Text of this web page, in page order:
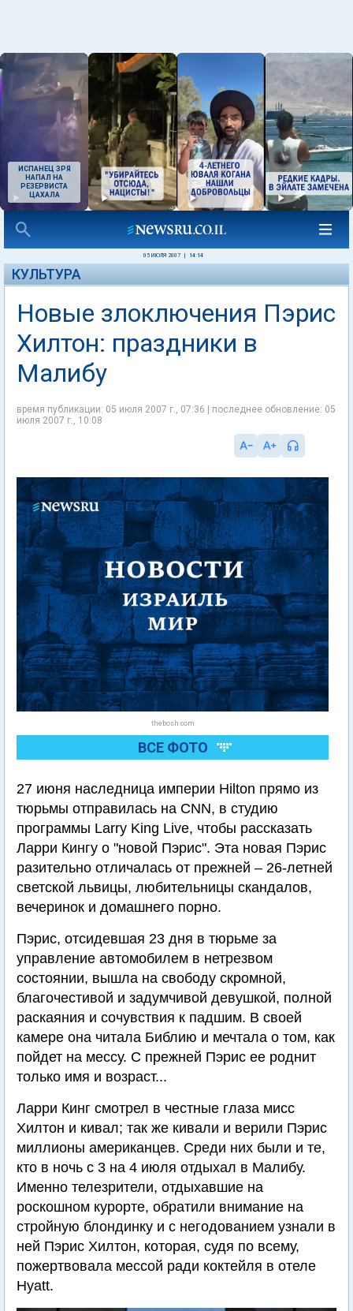
ИСПАНЕЦ ЗРЯ
НАПАЛ НА
РЕЗЕРВИСТА
ЦАХАЛА
05 ИЮЛЯ 2007 14:14
КУЛЬТУРА
Новые злоключения Пэрис
Хилтон: праздники в
Малибу
время публикации: 05 июля 2007 г., 07:36 | последнее обновление: 05
июля 2007 г., 10:08
thebosh.com
ВСЕ ФОТО
27 июня наследница империи Hilton прямо из
тюрьмы отправилась на CNN, в студию
программы Larry King Live, чтобы рассказать
Ларри Кингу о "новой Пэрис". Эта новая Пэрис
разительно отличалась от прежней – 26-летней
светской львицы, любительницы скандалов,
вечеринок и домашнего порно.
Пэрис, отсидевшая 23 дня в тюрьме за
управление автомобилем в нетрезвом
состоянии, вышла на свободу скромной,
благочестивой и задумчивой девушкой, полной
раскаяния и сочувствия к падшим. В своей
камере она читала Библию и мечтала о том, как
пойдет на мессу. С прежней Пэрис ее роднит
только имя и возраст...
Ларри Кинг смотрел в честные глаза мисс
Хилтон и кивал; так же кивали и верили Пэрис
миллионы американцев. Среди них были и те,
кто в ночь с 3 на 4 июля отдыхал в Малибу.
Именно телезрители, отдыхавшие на
роскошном курорте, обратили внимание на
стройную блондинку и с негодованием узнали в
ней Пэрис Хилтон, которая, судя по всему,
пожертвовала мессой ради коктейля в отеле
Hyatt.